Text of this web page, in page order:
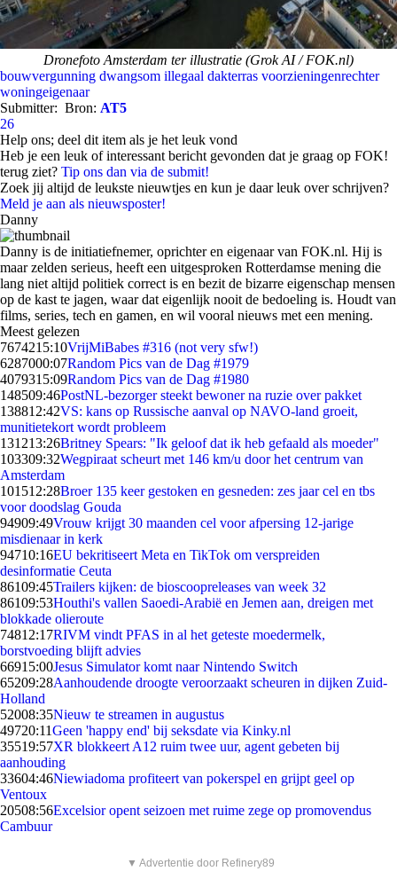
Dronefoto Amsterdam ter illustratie (Grok AI / FOK.nl)
bouwvergunning dwangsom illegaal dakterras voorzieningenrechter
woningeigenaar
Submitter: Bron: AT5
26
Help ons; deel dit item als je het leuk vond
Heb je een leuk of interessant bericht gevonden dat je graag op FOK!
terug ziet? Tip ons dan via de submit!
Zoek jij altijd de leukste nieuwtjes en kun je daar leuk over schrijven?
Meld je aan als nieuwsposter!
Danny
Danny is de initiatiefnemer, oprichter en eigenaar van FOK.nl. Hij is
maar zelden serieus, heeft een uitgesproken Rotterdamse mening die
lang niet altijd politiek correct is en bezit de bizarre eigenschap mensen
op de kast te jagen, waar dat eigenlijk nooit de bedoeling is. Houdt van
films, series, tech en gamen, en wil vooral nieuws met een mening.
Meest gelezen
7674215:10VrijMiBabes #316 (not very sfw!)
6287000:07Random Pics van de Dag #1979
4079315:09Random Pics van de Dag #1980
148509:46PostNL-bezorger steekt bewoner na ruzie over pakket
138812:42VS: kans op Russische aanval op NAVO-land groeit,
munitietekort wordt probleem
131213:26Britney Spears: "Ik geloof dat ik heb gefaald als moeder"
103309:32Wegpiraat scheurt met 146 km/u door het centrum van
Amsterdam
101512:28Broer 135 keer gestoken en gesneden: zes jaar cel en tbs
voor doodslag Gouda
94909:49Vrouw krijgt 30 maanden cel voor afpersing 12-jarige
misdienaar in kerk
94710:16EU bekritiseert Meta en TikTok om verspreiden
desinformatie Ceuta
86109:45Trailers kijken: de bioscoopreleases van week 32
86109:53Houthi's vallen Saoedi-Arabië en Jemen aan, dreigen met
blokkade olieroute
74812:17RIVM vindt PFAS in al het geteste moedermelk,
borstvoeding blijft advies
66915:00Jesus Simulator komt naar Nintendo Switch
65209:28Aanhoudende droogte veroorzaakt scheuren in dijken Zuid-
Holland
52008:35Nieuw te streamen in augustus
49720:11Geen 'happy end' bij seksdate via Kinky.nl
35519:57XR blokkeert A12 ruim twee uur, agent gebeten bij
aanhouding
33604:46Niewiadoma profiteert van pokerspel en grijpt geel op
Ventoux
20508:56Excelsior opent seizoen met ruime zege op promovendus
Cambuur
▼ Advertentie door Refinery89